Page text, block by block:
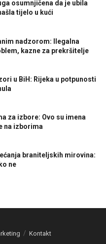
osumnjičena da je ubila
tijelo u kući
nadzorom: Ilegalna
kazne za prekršitelje
u BiH: Rijeka u potpunosti
za izbore: Ovo su imena
na izborima
braniteljskih mirovina:
ne
Kontakt